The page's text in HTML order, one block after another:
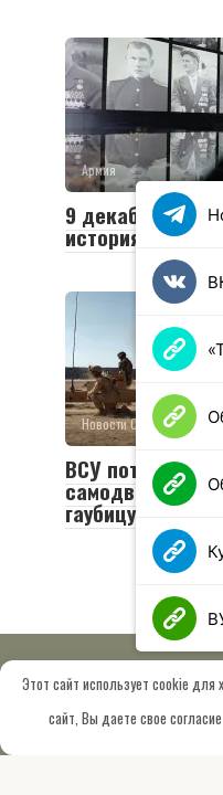
Армия
9 декабря —
история и
Новости СВО
ВСУ потеряли
гаубицу в зоне
© 2026 МОО «Союз
Шектаева Д.А.»Сведения об
Этот сайт использует cookie
сайт, Вы даете свое